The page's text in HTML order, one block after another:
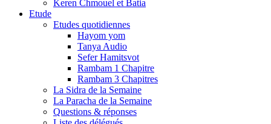
Keren Chmouel et Batia
Etude
Etudes quotidiennes
Hayom yom
Tanya Audio
Sefer Hamitsvot
Rambam 1 Chapitre
Rambam 3 Chapitres
La Sidra de la Semaine
La Paracha de la Semaine
Questions & réponses